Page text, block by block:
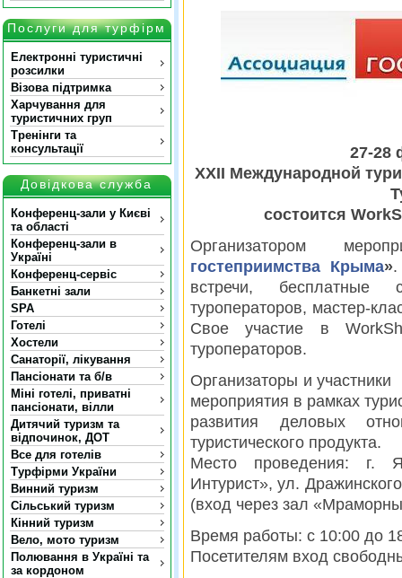
Послуги для турфірм
Електронні туристичні
розсилки
Візова підтримка
Харчування для
туристичних груп
Тренінги та
консультації
Довідкова служба
Конференц-зали у Києві
та області
Конференц-зали в
Україні
Конференц-сервіс
Банкетні зали
SPA
Готелі
Хостели
Санаторії, лікування
Пансіонати та б/в
Міні готелі, приватні
пансіонати, вілли
Дитячий туризм та
відпочинок, ДОТ
Все для готелів
Турфірми України
Винний туризм
Сільський туризм
Кінний туризм
Вело, мото туризм
Полювання в Україні та
за кордоном
27-28
XXII Международной
состоится
Организатором
гостеприимства Крыма».
встречи,
туроператоров, мастер-
Свое участие в
туроператоров.
Организаторы и
мероприятия в рамках
развития деловых
туристического продукта.
Место проведения: г.
Интурист», ул.
(вход через зал
Время работы: с 10:00 до
Посетителям вход